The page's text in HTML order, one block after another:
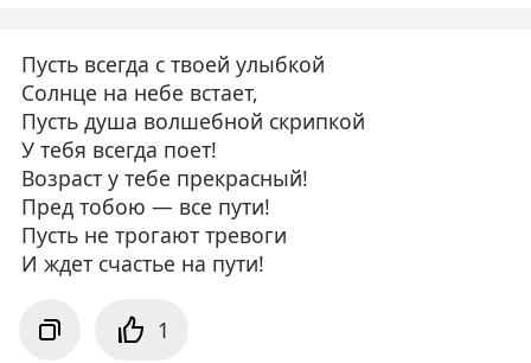
Пусть всегда с твоей улыбкой
Солнце на небе встает,
Пусть душа волшебной скрипкой
У тебя всегда поет!
Возраст у тебе прекрасный!
Пред тобою — все пути!
Пусть не трогают тревоги
И ждет счастье на пути!
1